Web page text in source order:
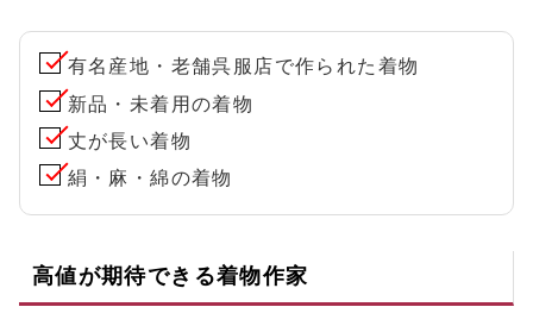
有名産地・老舗呉服店で作られた着物
新品・未着用の着物
丈が長い着物
絹・麻・綿の着物
高値が期待できる着物作家